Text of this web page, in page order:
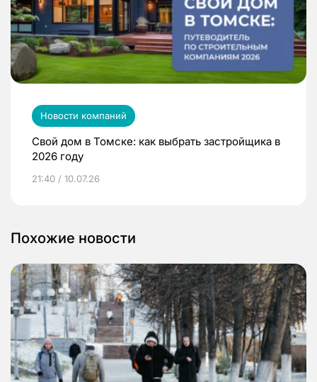
Новости компаний
Свой дом в Томске: как выбрать застройщика в
2026 году
21:40 / 10.07.26
Похожие новости